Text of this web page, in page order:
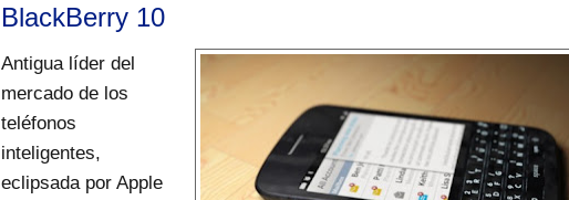
BlackBerry 10
Antigua líder del
mercado de los
teléfonos
inteligentes,
eclipsada por Apple